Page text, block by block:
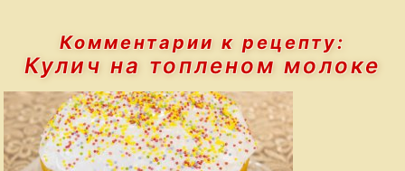
Комментарии к рецепту:
Кулич на топленом молоке